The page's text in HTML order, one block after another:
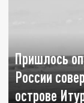
Пришлось
России
острове